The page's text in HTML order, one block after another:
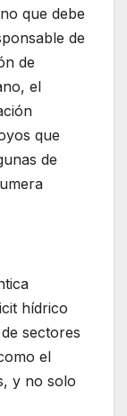
que debe
de
de
no, el
que
de
hídrico
sectores
el
y no solo